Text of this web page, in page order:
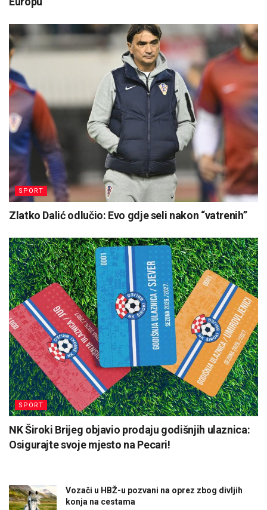
SPORT
Zlatko Dalić odlučio: Evo gdje seli nakon “vatrenih”
SPORT
NK Široki Brijeg objavio prodaju godišnjih ulaznica:
Osigurajte svoje mjesto na Pecari!
Vozači u HBŽ-u pozvani na oprez zbog divljih
konja na cestama